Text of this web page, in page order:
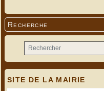
Recherche
SITE DE LA MAIRIE